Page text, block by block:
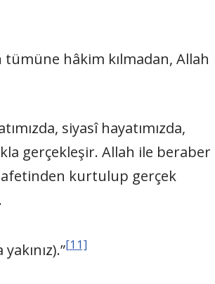
tümüne hâkim kılmadan, Allah
siyasî hayatımızda,
gerçekleşir. Allah ile beraber
afetinden kurtulup gerçek
[11]